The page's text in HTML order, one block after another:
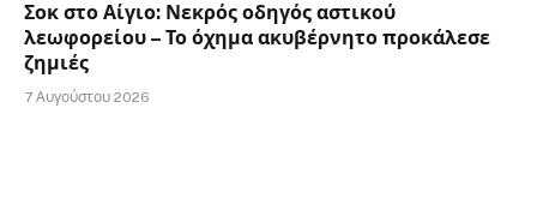
Σοκ στο Αίγιο: Νεκρός οδηγός αστικού
λεωφορείου – Το όχημα ακυβέρνητο προκάλεσε
ζημιές
7 Αυγούστου 2026